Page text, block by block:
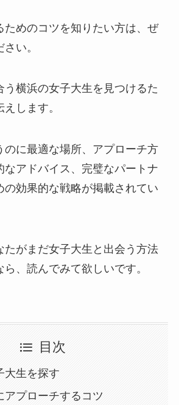
ためのコツを知りたい方は、ぜ
い。
う横浜の女子大生を見つけるた
します。
のに最適な場所、アプローチ方
なアドバイス、完璧なパートナ
の効果的な戦略が掲載されてい
たがまだ女子大生と出会う方法
、読んでみて欲しいです。
目次
大生を探す
アプローチするコツ